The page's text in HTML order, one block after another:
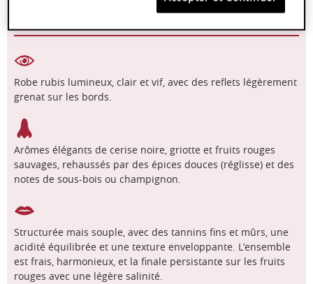
2025 - 2030 Pinot Noir
Robe rubis lumineux, clair et vif, avec des reflets légèrement
grenat sur les bords.
Arômes élégants de cerise noire, griotte et fruits rouges
sauvages, rehaussés par des épices douces (réglisse) et des
notes de sous-bois ou champignon.
Structurée mais souple, avec des tannins fins et mûrs, une
acidité équilibrée et une texture enveloppante. L’ensemble
est frais, harmonieux, et la finale persistante sur les fruits
rouges avec une légère salinité.